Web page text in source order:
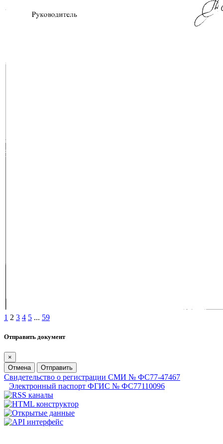
1 2 3 4 5 ... 59
Отправить документ
×
Отмена
Отправить
Свидетельство о регистрации СМИ № ФС77-47467
Электронный паспорт ФГИС № ФС77110096